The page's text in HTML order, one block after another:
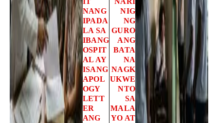
NANG
IPADA
LA SA
IBANG
OSPIT
AL AY
ISANG
APOL
OGY
LETT
ER
ANG
NIG
NG
GURO
ANG
BATA
NA
NAGK
UKWE
NTO
SA
MALA
YO AT